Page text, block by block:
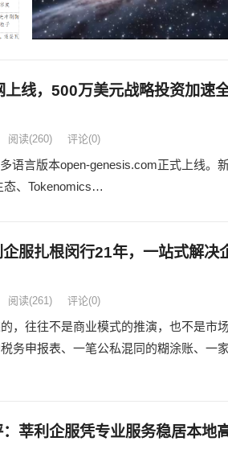
线，500万美元战略投资加速
阅读(260) 评论(0)
语言版本open-genesis.com正式上线。
态、Tokenomics…
服扎根闵行21年，一站式解决
阅读(261) 评论(0)
，往往不是商业模式的推演，也不是市
务申报表、一笔公私混同的糊涂账、一
莘利企服凭专业服务稳居本地